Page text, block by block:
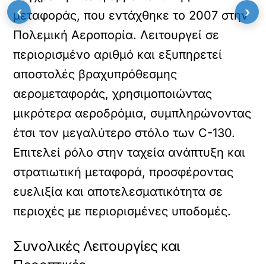
μεταφοράς, που εντάχθηκε το 2007 στην
Πολεμική Αεροπορία. Λειτουργεί σε
περιορισμένο αριθμό και εξυπηρετεί
αποστολές βραχυπρόθεσμης
αερομεταφοράς, χρησιμοποιώντας
μικρότερα αεροδρόμια, συμπληρώνοντας
έτσι τον μεγαλύτερο στόλο των C-130.
Επιτελεί ρόλο στην ταχεία ανάπτυξη και
στρατιωτική μεταφορά, προσφέροντας
ευελιξία και αποτελεσματικότητα σε
περιοχές με περιορισμένες υποδομές.
Συνολικές Λειτουργίες και
‹ ›